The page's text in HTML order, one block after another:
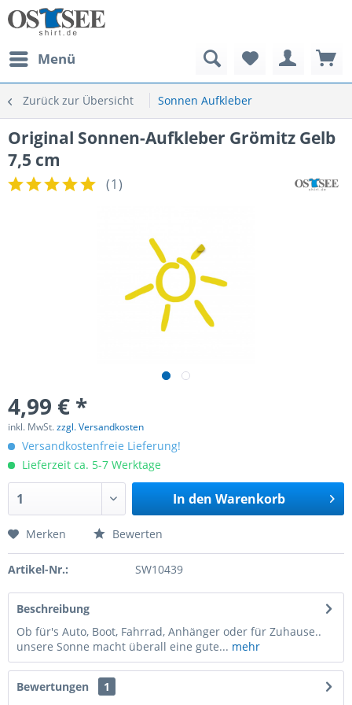
Menü
Zurück zur Übersicht Sonnen Aufkleber
Original Sonnen-Aufkleber Grömitz Gelb
7,5 cm
(1)
4,99 € *
inkl. MwSt.zzgl. Versandkosten
Versandkostenfreie Lieferung!
Lieferzeit ca. 5-7 Werktage
In den Warenkorb
Merken Bewerten
Artikel-Nr.: SW10439
Beschreibung
Ob für's Auto, Boot, Fahrrad, Anhänger oder für Zuhause..
unsere Sonne macht überall eine gute... mehr
Bewertungen
1